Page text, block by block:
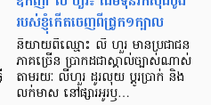
របស់ខ្ញុំកើតចេញពីជ្រូក១ក្បាល
និយាយ​ពី​ឈ្មោះ លី ហួរ មាន​ប្រជាជន​
ភាគ​ច្រើន ប្រាកដ​ជា​ស្គាល់​ច្បាស់​ណាស់
តាមរយៈ លីហួរ ដូរ​លុយ ប្តូរ​បា្រក់ និង​
លក់​មាស នៅ​ផ្សារ​អូរ​ឫ…